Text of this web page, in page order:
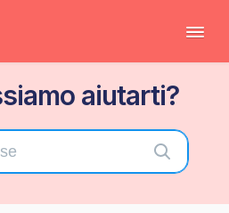
al gestionale
aiutarti?